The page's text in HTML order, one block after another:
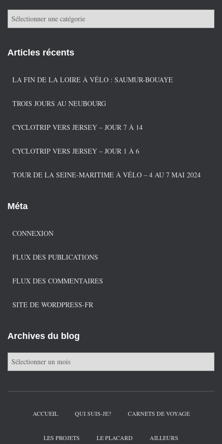
gArticles récents
LA FIN DE LA LOIRE À VÉLO : SAUMUR-BOUAYE
TROIS JOURS AU NEUBOURG
CYCLOTRIP VERS JERSEY – JOUR 7 À 14
CYCLOTRIP VERS JERSEY – JOUR 1 À 6
TOUR DE LA SEINE-MARITIME À VÉLO – 4 AU 7 MAI 2024
Méta
CONNEXION
FLUX DES PUBLICATIONS
FLUX DES COMMENTAIRES
SITE DE WORDPRESS-FR
Archives du blog
h
ACCUEIL QUI SUIS-JE? CARNETS DE VOYAGE
LES PROJETS LE PLACARD AILLEURS